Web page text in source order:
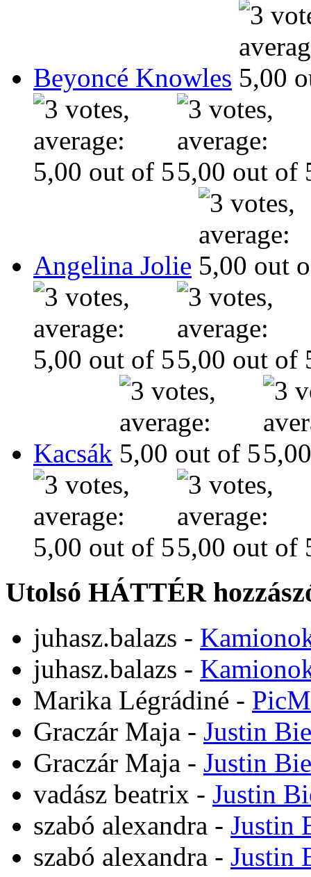
Beyoncé Knowles
Angelina Jolie
Kacsák
Utolsó HÁTTÉR
juhasz.balazs -
juhasz.balazs -
Marika Légrádiné -
Graczár Maja - Justin
Graczár Maja - Justin
vadász beatrix - Justin
szabó alexandra - Justin
szabó alexandra - Justin